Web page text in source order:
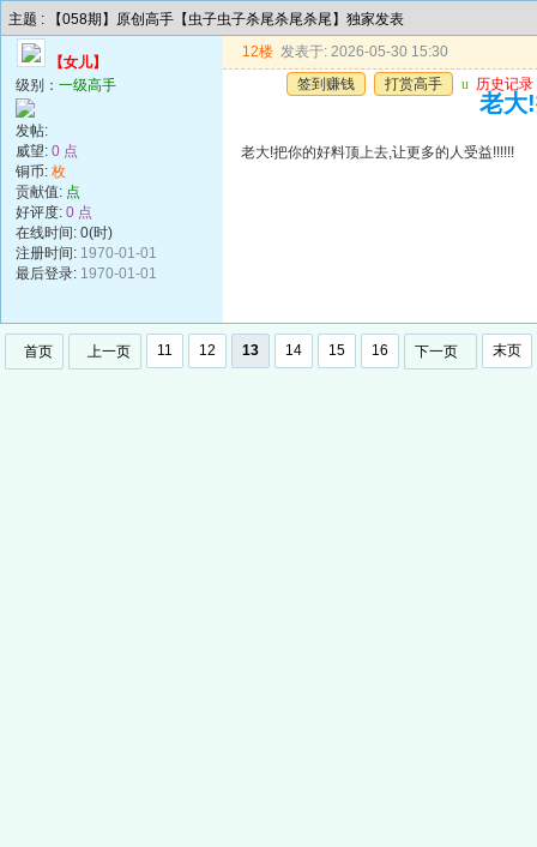
主题 : 【058期】原创高手【虫子虫子杀尾杀尾杀尾】独家发表
【女儿】
级别： 一级高手
发帖:
威望: 0 点
铜币: 枚
贡献值: 点
好评度: 0 点
在线时间: 0(时)
注册时间: 1970-01-01
最后登录: 1970-01-01
12楼 发表于: 2026-05-30 15:30
签到赚钱
打赏高手 u 历史记录
老大
老大!把你的好料顶上去,让更多的人受益!!!!!!
首页 上一页 11 12 13 14 15 16 下一页 末页